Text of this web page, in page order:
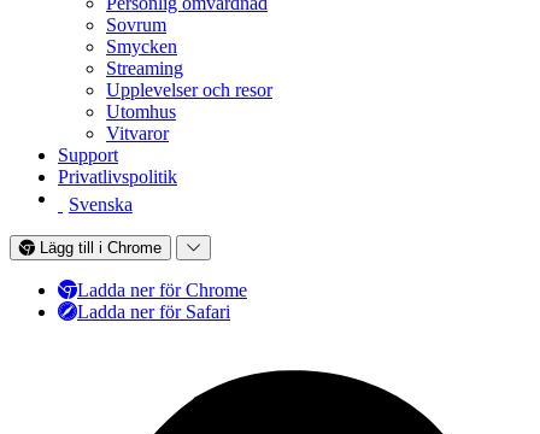
Sovrum
Smycken
Streaming
Upplevelser och resor
Utomhus
Vitvaror
Support
Privatlivspolitik
Svenska
Lägg till i Chrome
Ladda ner för Chrome
Ladda ner för Safari